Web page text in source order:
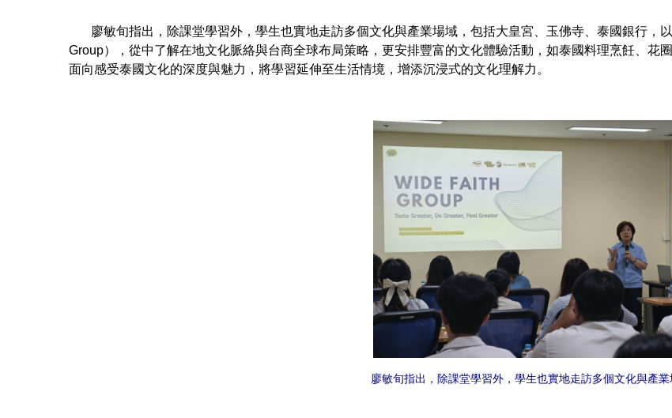
廖敏旬指出，除課堂學習外，學生也實地走訪多個文化與產業場域，包括大皇宮、玉佛寺、泰國銀行，
Group），從中了解在地文化脈絡與台商全球布局策略，更安排豐富的文化體驗活動，如泰國料理烹飪、花
面向感受泰國文化的深度與魅力，將學習延伸至生活情境，增添沉浸式的文化理解力。
廖敏旬指出，除課堂學習外，學生也實地走訪多個文化與產業